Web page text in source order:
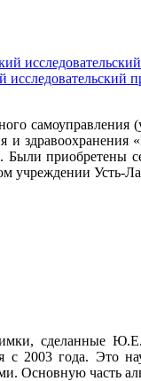
и
приобретены
учреждении Усть-
сделанные
с 2003 года. Это
часть